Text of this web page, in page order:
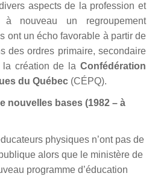
aspects de la profession et
à nouveau un regroupement
ont un écho favorable à partir de
des ordres primaire, secondaire
création de la Confédération
du Québec (CÉPQ).
nouvelles bases (1982 – à
physiques n’ont pas de
alors que le ministère de
programme d’éducation